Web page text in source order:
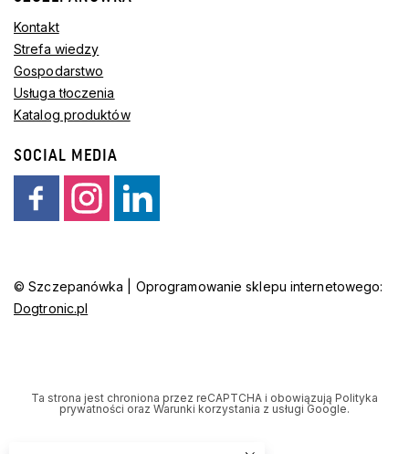
Kontakt
Strefa wiedzy
Gospodarstwo
Usługa tłoczenia
Katalog produktów
SOCIAL MEDIA
© Szczepanówka | Oprogramowanie sklepu internetowego:
Dogtronic.pl
Ta strona jest chroniona przez reCAPTCHA i obowiązują Polityka
prywatności oraz Warunki korzystania z usługi Google.